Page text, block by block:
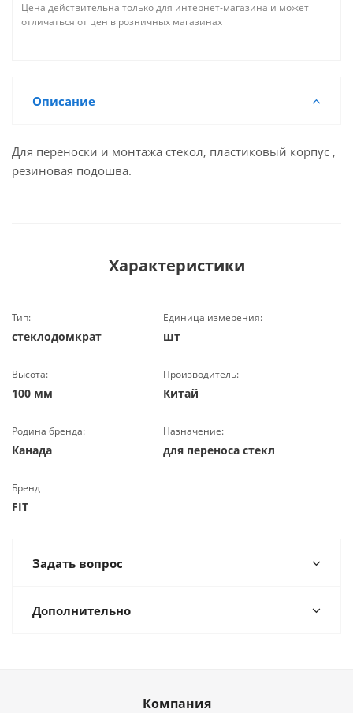
Цена действительна только для интернет-магазина и может
отличаться от цен в розничных магазинах
Описание
Для переноски и монтажа стекол, пластиковый корпус ,
резиновая подошва.
Характеристики
Тип:
стеклодомкрат
Единица измерения:
шт
Высота:
100 мм
Производитель:
Китай
Родина бренда:
Канада
Назначение:
для переноса стекл
Бренд
FIT
Задать вопрос
Дополнительно
Компания